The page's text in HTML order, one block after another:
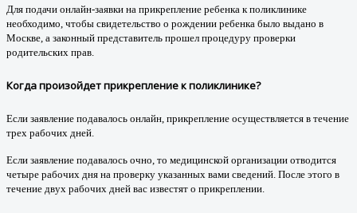
Для подачи онлайн-заявки на прикрепление ребенка к поликлинике
необходимо, чтобы свидетельство о рождении ребенка было выдано в
Москве, а законный представитель прошел процедуру проверки
родительских прав.
Когда произойдет прикрепление к поликлинике?
Если заявление подавалось онлайн, прикрепление осуществляется в течение
трех рабочих дней.
Если заявление подавалось очно, то медицинской организации отводится
четыре рабочих дня на проверку указанных вами сведений. После этого в
течение двух рабочих дней вас известят о прикреплении.